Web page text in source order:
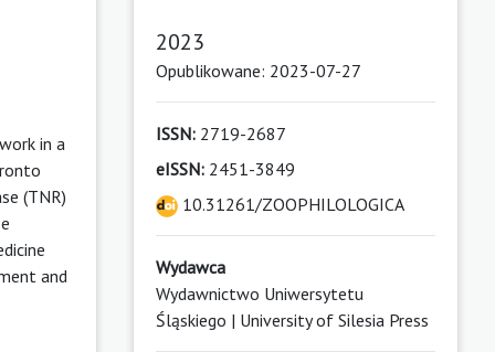
in a
(TNR)
and
2023
Opublikowane: 2023-07-27
ISSN:2719-2687
eISSN:2451-3849
10.31261/ZOOPHILOLOGICA
Wydawca
Wydawnictwo Uniwersytetu
Śląskiego | University of Silesia Press